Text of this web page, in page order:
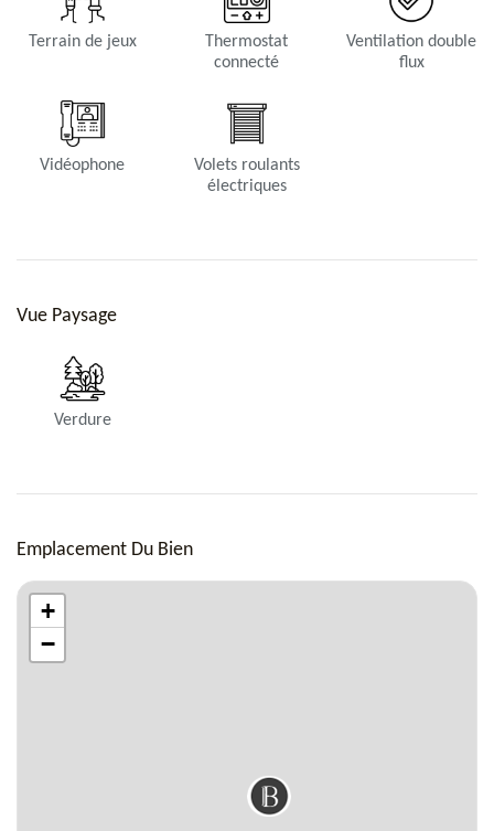
Terrain de jeux
Thermostat
connecté
Ventilation double
flux
Vidéophone
Volets roulants
électriques
Vue Paysage
Verdure
Emplacement Du Bien
+
−